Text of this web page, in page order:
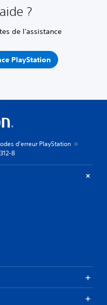
?
de l'assistance
PlayStation
d'erreur PlayStation
8